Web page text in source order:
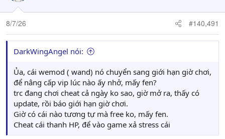
8/7/26 #140,491
DarkWingAngel nói:
Ủa, cái wemod ( wand) nó chuyển sang giới hạn giờ chơi,
để nâng cấp vip lúc nào ấy nhở, mấy fen?
trc đang chơi cheat cả ngày ko sao, giờ mở ra, thấy có
update, rồi báo giới hạn giờ chơi.
Giờ có cái nào tương tự mà free ko, mấy fen.
Cheat cái thanh HP, để vào game xả stress cái